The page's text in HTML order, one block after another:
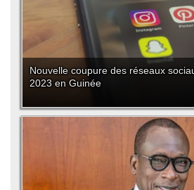
Nouvelle coupure des réseaux
2023 en Guinée